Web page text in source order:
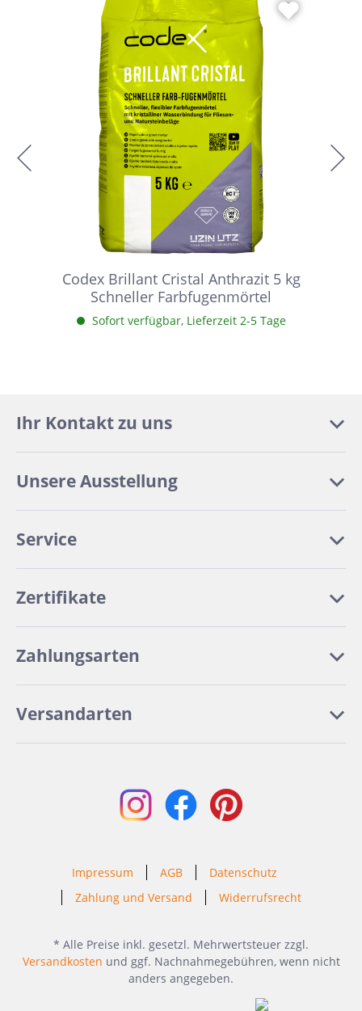
Codex Brillant Cristal Anthrazit 5 kg
Schneller Farbfugenmörtel
Sofort verfügbar, Lieferzeit 2-5 Tage
Ihr Kontakt zu uns
Unsere Ausstellung
Service
Zertifikate
Zahlungsarten
Versandarten
Impressum AGB
Datenschutz
Zahlung und Versand
Widerrufsrecht
* Alle Preise inkl. gesetzl. Mehrwertsteuer zzgl.
Versandkosten und ggf. Nachnahmegebühren, wenn nicht
anders angegeben.